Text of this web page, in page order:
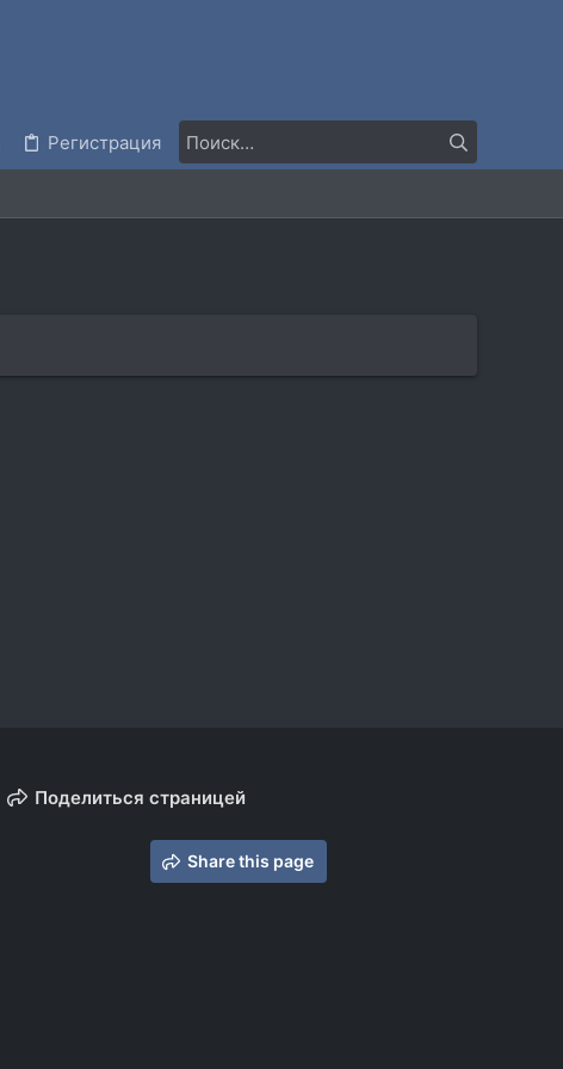
Регистрация
Поделиться страницей
Share this page